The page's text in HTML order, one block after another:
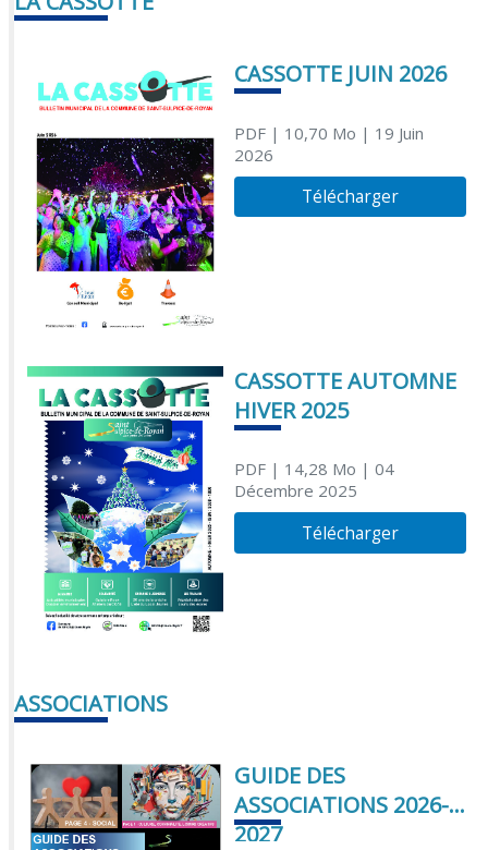
CASSOTTE JUIN 2026
PDF| 10,70 Mo | 19 Juin
2026
Télécharger
CASSOTTE AUTOMNE
HIVER 2025
PDF| 14,28 Mo | 04
Décembre 2025
Télécharger
ASSOCIATIONS
GUIDE DES
ASSOCIATIONS 2026-
2027